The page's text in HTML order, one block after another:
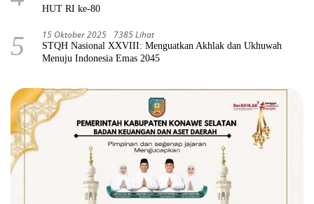
HUT RI ke-80
5 15 Oktober 2025 7385 Lihat
STQH Nasional XXVIII: Menguatkan Akhlak dan Ukhuwah
Menuju Indonesia Emas 2045